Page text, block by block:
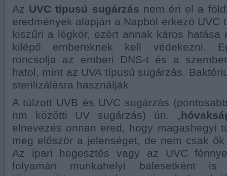
Az UVC típusú sugárzás nem éri el a
eredmények alapján a Napból érkező UVC
kiszűri a légkör, ezért annak káros hatása
kilépő embereknek kell védekezni.
roncsolja az emberi DNS-t és a
hatol, mint az UVA típusú sugárzás.
sterilizálásra használják.
A túlzott UVB és UVC sugárzás
nm közötti UV sugárzás) ún. „
elnevezés onnan ered, hogy magashegyi
meg először a jelenséget, de nem csak
Az ipari hegesztés vagy az UVC
folyamán munkahelyi balesetként